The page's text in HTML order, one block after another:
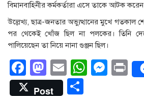
বিমানবাহিনীর কর্মকর্তারা এসে তাকে আটক
উল্লেখ্য, ছাত্র-জনতার অভ্যুত্থানের মুখে গতকাল
পর থেকেই খোঁজ ছিল না পলকের। তিনি
পালিয়েছেন তা নিয়ে নানা গুঞ্জন ছিল।
Facebook
Mastodon
Email
Post